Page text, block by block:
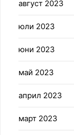
август 2023
юли 2023
юни 2023
май 2023
април 2023
март 2023